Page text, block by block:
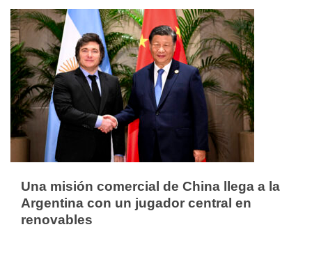
Una misión comercial de China llega a la
Argentina con un jugador central en
renovables